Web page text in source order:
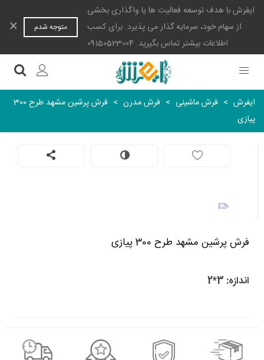
ایفرش با هدف توسعه فعالیت ها یا واگذاری بخشی
از سهام خود، سرمایه گذار می پذیرد. برای کسب
اطلاعات بیشتر تماس بگیرید. 09150523004
متوجه شدم ×
ایفرش > فرش ماشینی > فرش مدرن >
فرش پرشین مشهد طرح 300
پیازی
فرش پرشین مشهد طرح 300 پیازی
اندازه: 3*2